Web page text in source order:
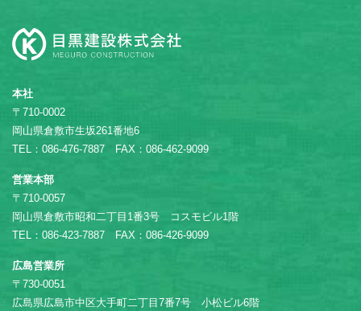
本社
〒710-0002
岡山県倉敷市生坂261番地6
TEL：086-476-7887 FAX：086-462-9099
営業本部
〒710-0057
岡山県倉敷市昭和二丁目1番3号 コスモビル1階
TEL：086-423-7887 FAX：086-426-9099
広島営業所
〒730-0051
広島県広島市中区大手町二丁目7番7号 小松ビル6階